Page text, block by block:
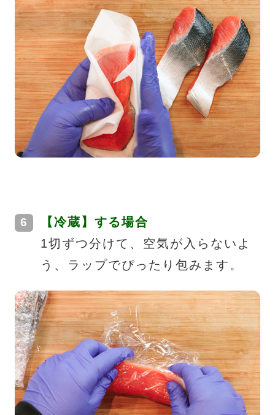
【冷蔵】する場合
1切ずつ分けて、空気が入らないよ
う、ラップでぴったり包みます。